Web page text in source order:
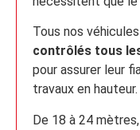
Tous nos
contrôlés tous
pour assurer leur
travaux en hauteur.
De 18 à 24